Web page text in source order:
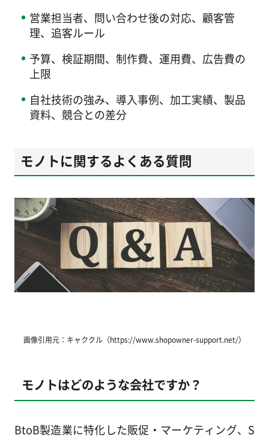
営業担当者、問い合わせ後の対応、顧客管
理、追客ルール
予算、検証期間、制作費、運用費、広告費の
上限
自社技術の強み、導入事例、加工実績、製品
資料、競合との差分
モノトに関するよくある質問
画像引用元：キャククル（https://www.shopowner-support.net/）
モノトはどのような会社ですか？
BtoB製造業に特化した販促・マーケティング、S